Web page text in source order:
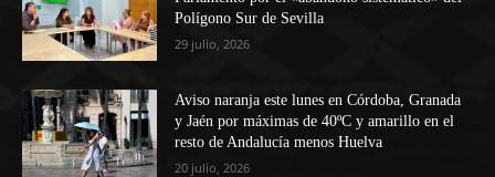
Polígono Sur de Sevilla
29 julio, 2026
Aviso naranja este lunes en Córdoba, Granada
y Jaén por máximas de 40ºC y amarillo en el
resto de Andalucía menos Huelva
20 julio, 2026